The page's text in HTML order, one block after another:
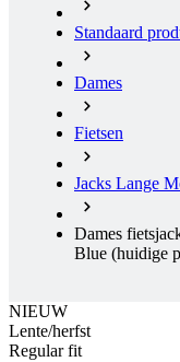
Standaard
Dames
Fietsen
Jacks Lange
Dames
Blue (huidige
NIEUW
Lente/herfst
Regular fit